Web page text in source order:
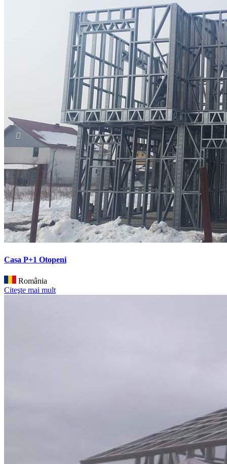
Casa P+1 Otopeni
România
Citeşte mai mult